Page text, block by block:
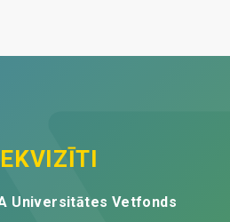
Universitātes Vetfonds